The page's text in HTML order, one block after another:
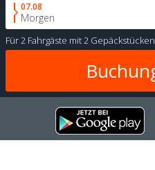
07.08
Morgen
Für2 Fahrgäste mit2 Gepäckstücken